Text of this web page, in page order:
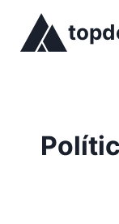
contenido